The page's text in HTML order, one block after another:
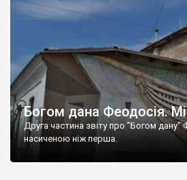
Богом дана Феодосія.
Друга частина звіту про "Богом
насиченою ніж перша.